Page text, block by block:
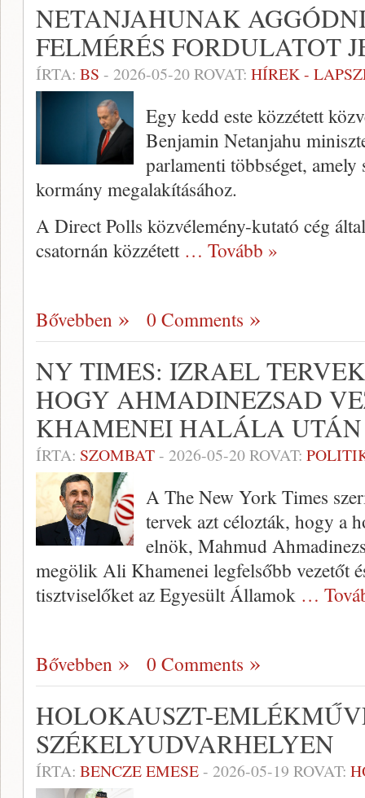
NETANJAHUNAK
FELMÉRÉS FORDULATOT
ÍRTA: BS - 2026-05-20ROVAT: HÍREK -
Egy kedd este közzétett
Benjamin Netanjahu
parlamenti többséget, amely
kormány megalakításához.
A Direct Polls közvélemény-kutató cég
csatornán közzétett … Tovább »
Bővebben 0 Comments
NY TIMES: IZRAEL
HOGY AHMADINEZSAD
KHAMENEI HALÁLA UTÁN
ÍRTA: SZOMBAT- 2026-05-20ROVAT:
A The New York Times
tervek azt célozták, hogy a
elnök, Mahmud
megölik Ali Khamenei legfelsőbb vezetőt
tisztviselőket az Egyesült Államok …
Bővebben 0 Comments
HOLOKAUSZT-
SZÉKELYUDVARHELYEN
ÍRTA: BENCZE EMESE- 2026-05-19 ROVAT: